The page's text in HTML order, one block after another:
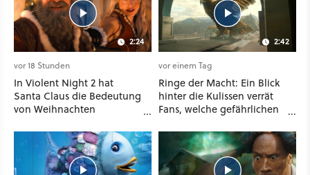
2:24
vor 18 Stunden
In Violent Night 2 hat
Santa Claus die Bedeutung
von Weihnachten
Problem mit viel roher
Gewalt
2:42
vor einem Tag
Ringe der Macht: Ein Blick
hinter die Kulissen verrät
Fans, welche gefährlichen
warten